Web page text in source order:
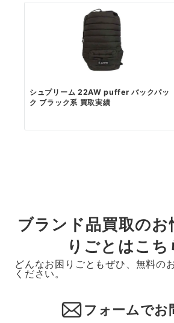
シュプリーム 22AW puffer バックパッ
ク ブラック系 買取実績
ブランド品買取のお
りごとはこち
どんなお困りごともぜひ、無料の
ください。
フォームでお